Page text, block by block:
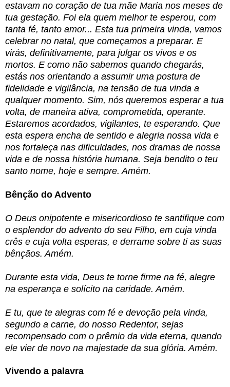
estavam no coração de tua mãe Maria nos meses de
tua gestação. Foi ela quem melhor te esperou, com
tanta fé, tanto amor... Esta tua primeira vinda, vamos
celebrar no natal, que começamos a preparar. E
virás, definitivamente, para julgar os vivos e os
mortos. E como não sabemos quando chegarás,
estás nos orientando a assumir uma postura de
fidelidade e vigilância, na tensão de tua vinda a
qualquer momento. Sim, nós queremos esperar a tua
volta, de maneira ativa, comprometida, operante.
Estaremos acordados, vigilantes, te esperando. Que
esta espera encha de sentido e alegria nossa vida e
nos fortaleça nas dificuldades, nos dramas de nossa
vida e de nossa história humana. Seja bendito o teu
santo nome, hoje e sempre. Amém.
Bênção do Advento
O Deus onipotente e misericordioso te santifique com
o esplendor do advento do seu Filho, em cuja vinda
crês e cuja volta esperas, e derrame sobre ti as suas
bênçãos. Amém.
Durante esta vida, Deus te torne firme na fé, alegre
na esperança e solícito na caridade. Amém.
E tu, que te alegras com fé e devoção pela vinda,
segundo a carne, do nosso Redentor, sejas
recompensado com o prêmio da vida eterna, quando
ele vier de novo na majestade da sua glória. Amém.
Vivendo a palavra